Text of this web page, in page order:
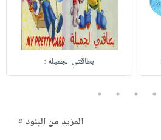
بطاقتي الجميلة :
2
3
4
5
المزيد من البنود »